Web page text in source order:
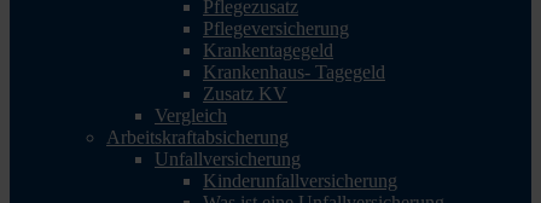
Pflegezusatz
Pflegeversicherung
Krankentagegeld
Krankenhaus- Tagegeld
Zusatz KV
Vergleich
Arbeitskraftabsicherung
Unfallversicherung
Kinderunfallversicherung